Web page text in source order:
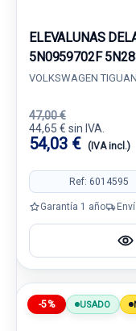
ELEVALUNAS
5N0959702F
VOLKSWAGEN
47,00 €
44,65 € sin IVA.
54,03 € (IVA incl.)
Ref: 6014595
Garantía 1 año
-5% USADO